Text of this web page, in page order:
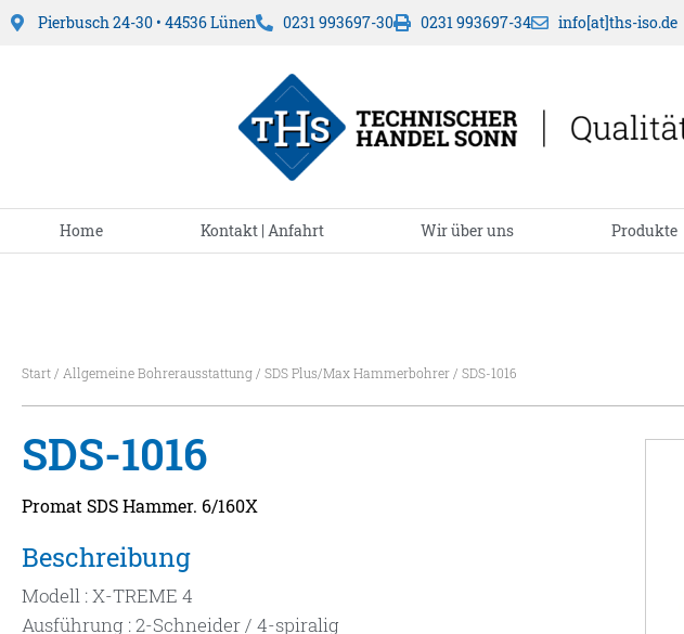
Pierbusch 24-30 • 44536 Lünen 0231 993697-30 0231 993697-34 info[at]ths-iso.de
Home Kontakt | Anfahrt Wir über uns Produkte
Start / Allgemeine Bohrerausstattung / SDS Plus/Max Hammerbohrer / SDS-1016
SDS-1016
Promat SDS Hammer. 6/160X
Beschreibung
Modell : X-TREME 4
Ausführung : 2-Schneider / 4-spiralig